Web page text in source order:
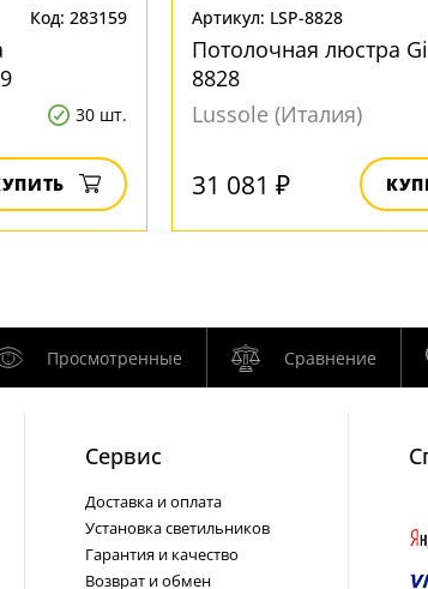
Код: 283159
30 шт.
Артикул: LSP-8828
Потолочная люстра
8828
Lussole (Италия)
31 081 ₽
Просмотренные Сравнение
Cервис
Доставка и оплата
Установка светильников
Гарантия и качество
Возврат и обмен